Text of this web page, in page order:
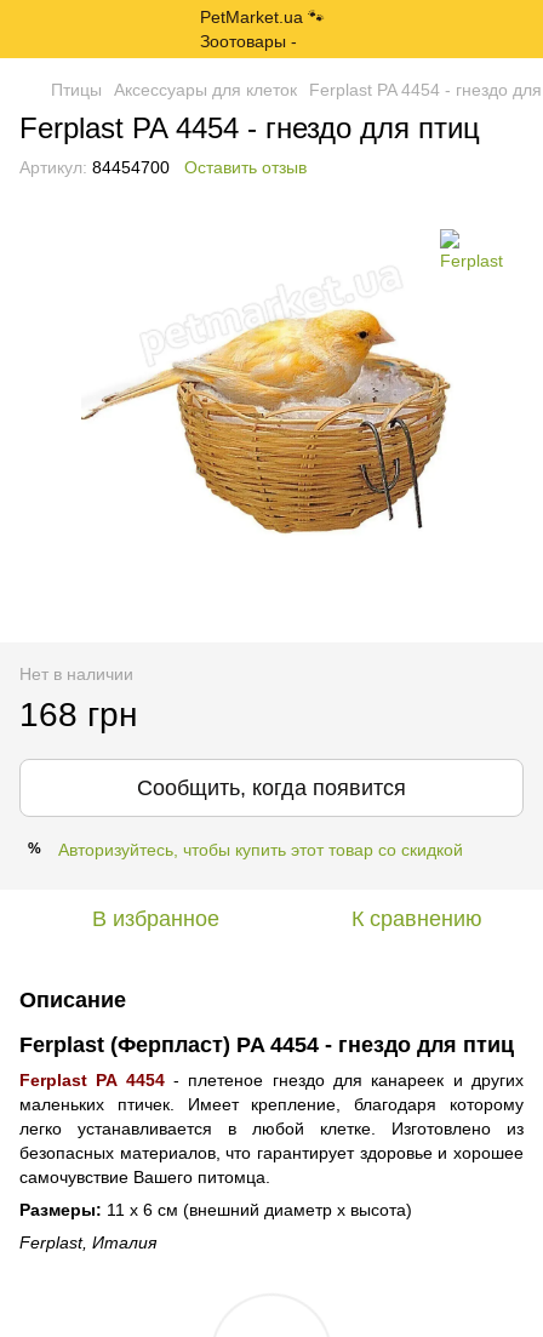
Птицы Аксессуары для клеток Ferplast PA 4454 - гнездо
Ferplast PA 4454 - гнездо для птиц
Артикул: 84454700 Оставить отзыв
Нет в наличии
168 грн
Сообщить, когда появится
% Авторизуйтесь, чтобы купить этот товар со скидкой
В избранное К сравнению
Описание
Ferplast (Ферпласт) PA 4454 - гнездо для птиц
Ferplast PA 4454- плетеное гнездо для канареек и других
маленьких птичек. Имеет крепление, благодаря которому
легко устанавливается в любой клетке. Изготовлено из
безопасных материалов, что гарантирует здоровье и хорошее
самочувствие Вашего питомца.
Размеры: 11 х 6 cм (внешний диаметр х высота)
Ferplast, Италия